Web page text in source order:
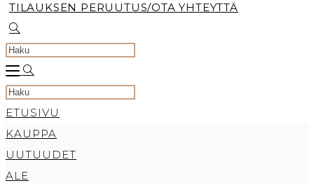
TILAUKSEN PERUUTUS/OTA YHTEYTTÄ
TOGGLE
WEBSITE
SEARCH
Search
this
website
ETUSIVU
KAUPPA
UUTUUDET
ALE